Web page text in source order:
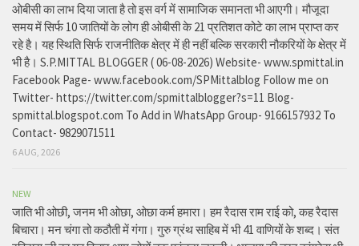
ओबीसी का लाभ दिया जाता है तो इस वर्ग में सामाजिक समानता भी आएगी। मौजूदा
समय में सिर्फ 10 जातियों के लोग ही ओबीसी के 21 प्रतिशत कोटे का लाभ प्राप्त कर
रहे है। यह स्थिति सिर्फ राजनीतिक क्षेत्र में ही नहीं बल्कि सरकारी नौकरियों के क्षेत्र में
भी है। S.P.MITTAL BLOGGER ( 06-08-2026) Website- www.spmittal.in
Facebook Page- www.facebook.com/SPMittalblog Follow me on
Twitter- https://twitter.com/spmittalblogger?s=11 Blog-
spmittal.blogspot.com To Add in WhatsApp Group- 9166157932 To
Contact- 9829071511
6 AUG, 2026
NEW
जाति भी ओछी, जनम भी ओछा, ओछा कर्म हमारा। हम रैदास राम राई को, कह रैदास
बिचारा। मन चंगा तो कठौती में गंगा। गुरु ग्रंथ साहिब में भी 41 वाणियों के शब्द। संत